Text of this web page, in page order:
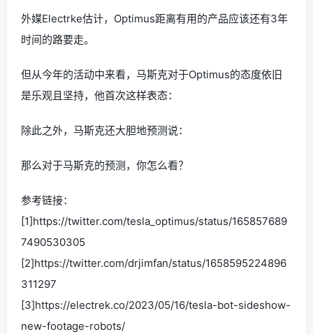
外媒Electrke估计，Optimus距离有用的产品应该还有3年
时间的路要走。
但从今年的活动中来看，马斯克对于Optimus的态度依旧
是乐观且坚持，他首次这样表态：
除此之外，马斯克还大胆地预测说：
那么对于马斯克的预测，你怎么看？
参考链接：
[1]https://twitter.com/tesla_optimus/status/165857689
7490530305
[2]https://twitter.com/drjimfan/status/1658595224896
311297
[3]https://electrek.co/2023/05/16/tesla-bot-sideshow-
new-footage-robots/